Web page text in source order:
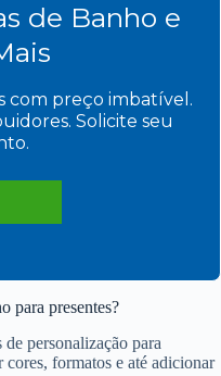
de Banho e
com preço imbatível.
Solicite seu
para presentes?
personalização para
cores, formatos e até adicionar